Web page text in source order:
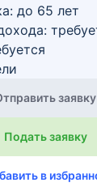
в
до 65 лет
заявку
Подать заявку